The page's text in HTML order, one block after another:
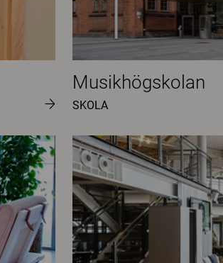
Musikhögskolan
SKOLA